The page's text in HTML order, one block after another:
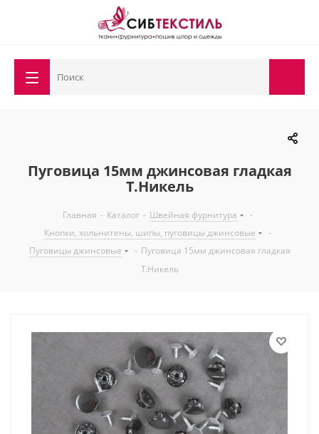
Пуговица 15мм джинсовая гладкая
Т.Никель
Главная - Каталог - Швейная фурнитура
-
Кнопки, хольнитены, шипы, пуговицы джинсовые
-
Пуговицы джинсовые
- Пуговица 15мм джинсовая гладкая
Т.Никель